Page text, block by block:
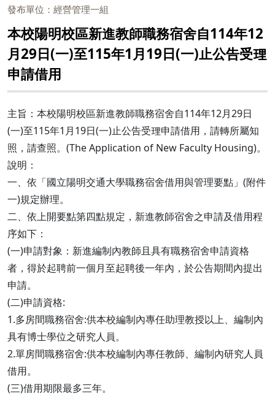
發布單位：經營管理一組
本校陽明校區新進教師職務宿舍自114年12
月29日(一)至115年1月19日(一)止公告受理
申請借用
主旨：本校陽明校區新進教師職務宿舍自114年12月29日
(一)至115年1月19日(一)止公告受理申請借用，請轉所屬知
照，請查照。(The Application of New Faculty Housing)。
說明：
一、依「國立陽明交通大學職務宿舍借用與管理要點」(附件
一)規定辦理。
二、依上開要點第四點規定，新進教師宿舍之申請及借用程
序如下：
(一)申請對象：新進編制內教師且具有職務宿舍申請資格
者，得於起聘前一個月至起聘後一年內，於公告期間內提出
申請。
(二)申請資格:
1.多房間職務宿舍:供本校編制內專任助理教授以上、編制內
具有博士學位之研究人員。
2.單房間職務宿舍:供本校編制內專任教師、編制內研究人員
借用。
(三)借用期限最多三年。